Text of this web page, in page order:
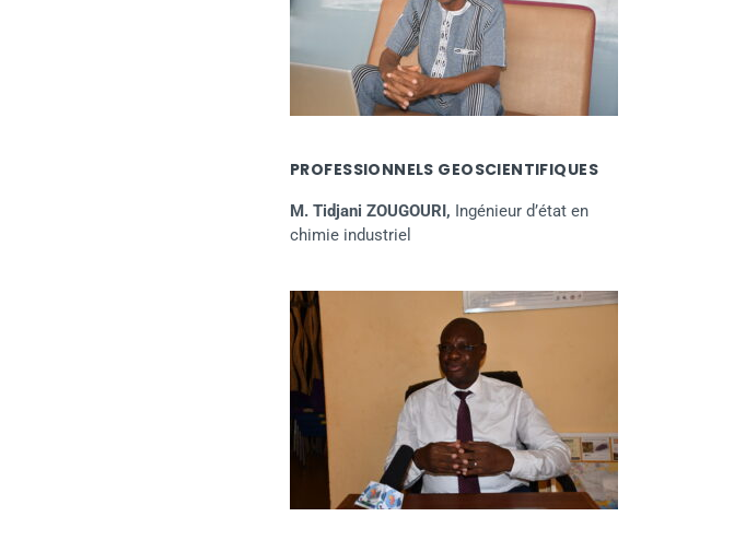
PROFESSIONNELS GEOSCIENTIFIQUES
M. Tidjani ZOUGOURI, Ingénieur d’état en
chimie industriel